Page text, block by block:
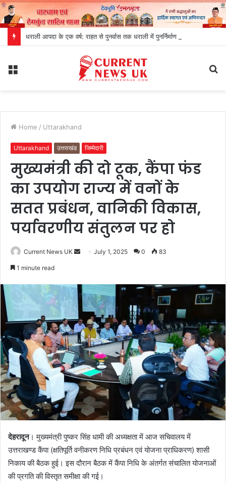
Home / Uttarakhand
Uttarakhand उत्तराखंड जिम्मेदारी
मुख्यमंत्री की दो टूक, कैंपा फंड
का उपयोग राज्य में वनों के
सतत प्रबंधन, वानिकी विकास,
पर्यावरणीय संतुलन पर हो
Current News UK
d
a
n
e
m
a
i
l
July 1, 2025 0 83
1 minute read
देहरादून। मुख्यमंत्री पुष्कर सिंह धामी की अध्यक्षता में आज सचिवालय में
उत्तराखण्ड कैंपा (क्षतिपूर्ति वनीकरण निधि प्रबंधन एवं योजना प्राधिकरण) शासी
निकाय की बैठक हुई। इस दौरान बैठक में कैंपा निधि के अंतर्गत संचालित योजनाओं
की प्रगति की विस्तृत समीक्षा की गई।